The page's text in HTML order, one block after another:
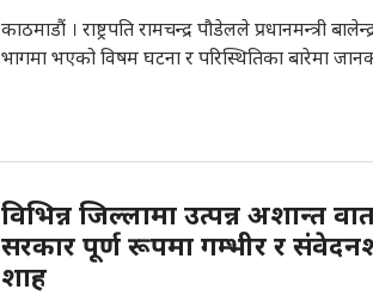
काठमाडौं । राष्ट्रपति रामचन्द्र पौडेलले प्रधानमन्त्री
भागमा भएको विषम घटना र परिस्थितिका बारेमा
विभिन्न जिल्लामा उत्पन्न अशान्त
सरकार पूर्ण रूपमा गम्भीर र
शाह